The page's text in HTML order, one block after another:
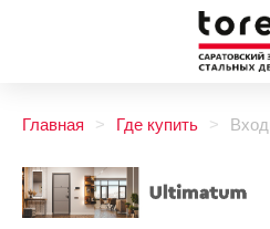
Главная Где купить